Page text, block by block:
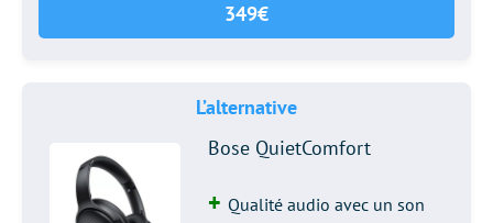
349€
L’alternative
Bose QuietComfort
Qualité audio avec un son